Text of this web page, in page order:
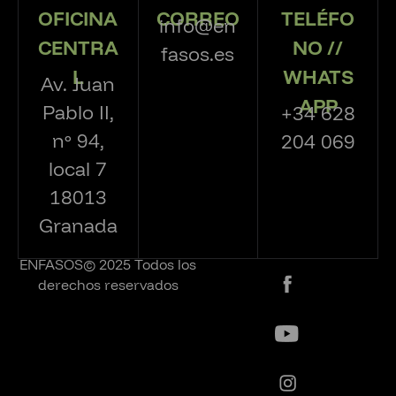
OFICINA
CENTRA
L
Av. Juan
Pablo II,
nº 94,
local 7
18013
Granada
CORREO
info@en
fasos.es
TELÉFO
NO //
WHATS
APP
+34 628
204 069
ENFASOS© 2025 Todos los
derechos reservados